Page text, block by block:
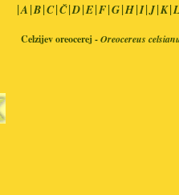
|A |B|C|Č|D|E|F|G|H|I|J|K|
Celzijev oreocerej -Oreocereus